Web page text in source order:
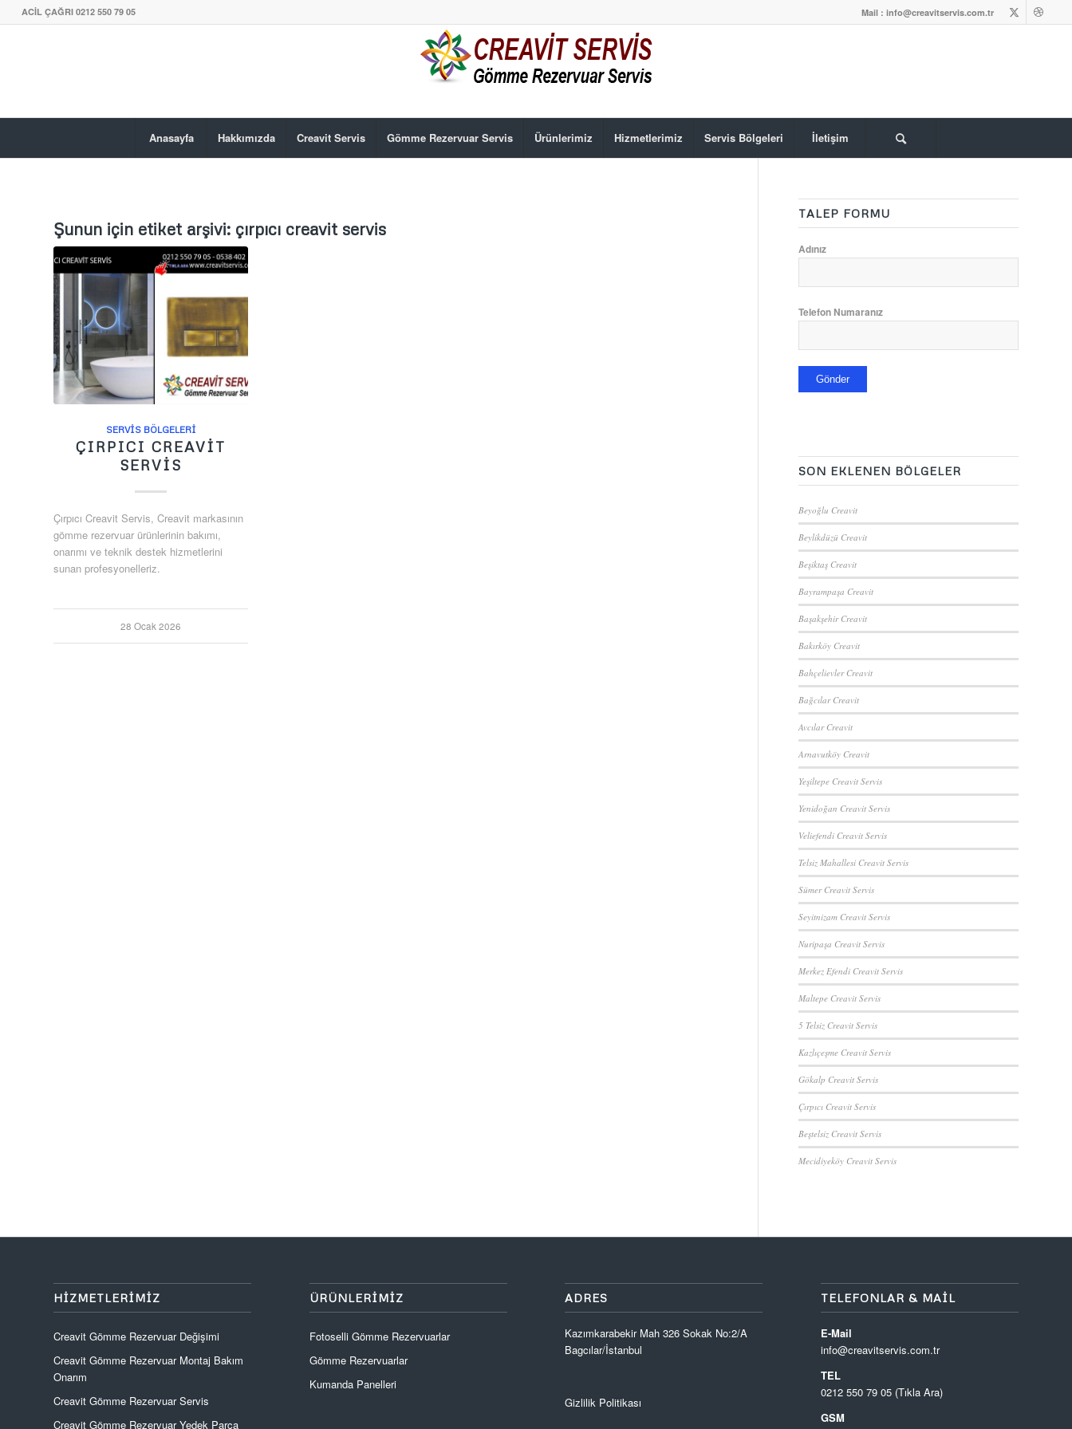
Mail : info@creavitservis.com.tr
ACİL ÇAĞRI 0212 550 79 05
Anasayfa Hakkımızda Creavit Servis Gömme Rezervuar Servis Ürünlerimiz Hizmetlerimiz Servis Bölgeleri İletişim
Şunun için etiket arşivi: çırpıcı creavit servis
SERVIS BÖLGELERI
ÇIRPICI CREAVIT
SERVIS
Çırpıcı Creavit Servis, Creavit markasının
gömme rezervuar ürünlerinin bakımı,
onarımı ve teknik destek hizmetlerini
sunan profesyonelleriz.
28 Ocak 2026
TALEP FORMU
Adınız
Telefon Numaranız
SON EKLENEN BÖLGELER
Beyoğlu Creavit
Beylikdüzü Creavit
Beşiktaş Creavit
Bayrampaşa Creavit
Başakşehir Creavit
Bakırköy Creavit
Bahçelievler Creavit
Bağcılar Creavit
Avcılar Creavit
Arnavutköy Creavit
Yeşiltepe Creavit Servis
Yenidoğan Creavit Servis
Veliefendi Creavit Servis
Telsiz Mahallesi Creavit Servis
Sümer Creavit Servis
Seyitnizam Creavit Servis
Nuripaşa Creavit Servis
Merkez Efendi Creavit Servis
Maltepe Creavit Servis
5 Telsiz Creavit Servis
Kazlıçeşme Creavit Servis
Gökalp Creavit Servis
Çırpıcı Creavit Servis
Beştelsiz Creavit Servis
Mecidiyeköy Creavit Servis
HIZMETLERIMIZ
Creavit Gömme Rezervuar Değişimi
Creavit Gömme Rezervuar Montaj Bakım
Onarım
Creavit Gömme Rezervuar Servis
Creavit Gömme Rezervuar Yedek Parça
ÜRÜNLERIMIZ
Fotoselli Gömme Rezervuarlar
Gömme Rezervuarlar
Kumanda Panelleri
ADRES
Kazımkarabekir Mah 326 Sokak No:2/A
Bagcılar/İstanbul
Gizlilik Politikası
TELEFONLAR & MAIL
E-Mail
info@creavitservis.com.tr
TEL
0212 550 79 05 (Tıkla Ara)
GSM